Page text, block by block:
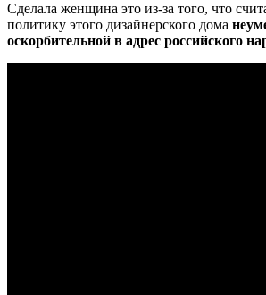
Сделала женщина это из-за того, что
политику этого дизайнерского дома
оскорбительной в адрес российского